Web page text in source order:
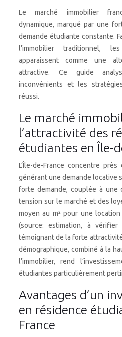
Le marché immobilier
dynamique, marqué par une
demande étudiante constante.
l’immobilier traditionnel,
apparaissent comme une
attractive. Ce guide
inconvénients et les
réussi.
Le marché
l’attractivité des
étudiantes en Île-
L’Île-de-France concentre
générant une demande locative
forte demande, couplée à une
tension sur le marché et des
moyen au m² pour une
(source: estimation, à
témoignant de la forte
démographique, combiné à la
l’immobilier, rend
étudiantes particulièrement
Avantages d’un
en résidence
France